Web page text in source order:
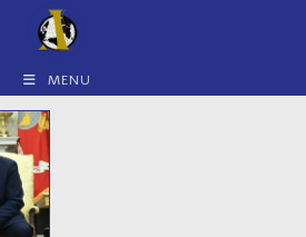
MENU